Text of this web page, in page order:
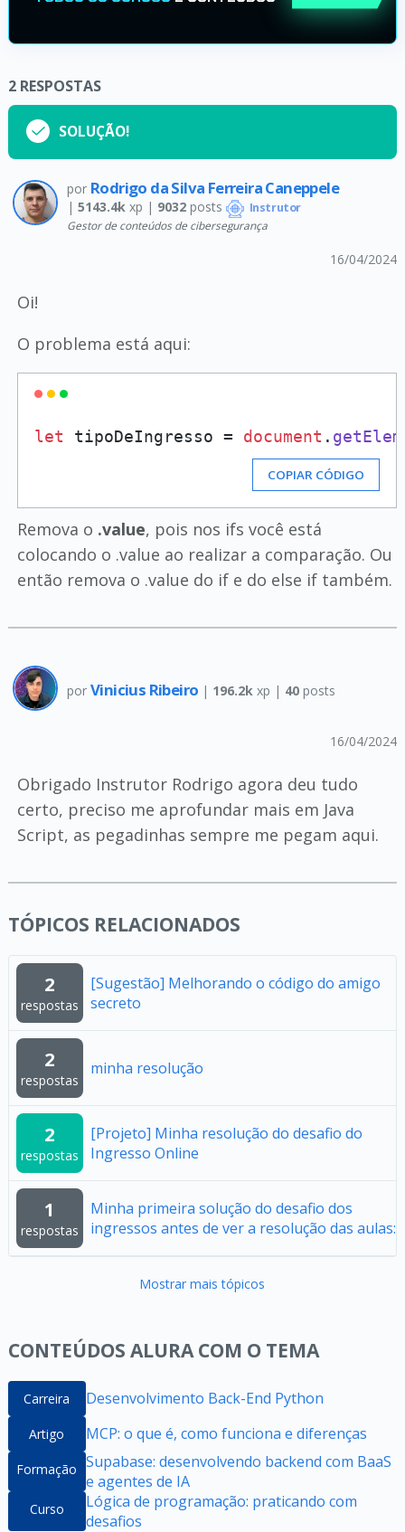
2 RESPOSTAS
SOLUÇÃO!
por Rodrigo da Silva Ferreira Caneppele
| 5143.4kxp | 9032posts Instrutor
Gestor de conteúdos de cibersegurança
16/04/2024
Oi!
O problema está aqui:
let tipoDeIngresso = document .
COPIAR CÓDIGO
Remova o .value, pois nos ifs você está
colocando o .value ao realizar a comparação. Ou
então remova o .value do if e do else if também.
por Vinicius Ribeiro | 196.2kxp | 40posts
16/04/2024
Obrigado Instrutor Rodrigo agora deu tudo
certo, preciso me aprofundar mais em Java
Script, as pegadinhas sempre me pegam aqui.
TÓPICOS RELACIONADOS
2
respostas
[Sugestão] Melhorando o código do amigo
secreto
2
respostas
minha resolução
2
respostas
[Projeto] Minha resolução do desafio do
Ingresso Online
1
respostas
Minha primeira solução do desafio dos
ingressos antes de ver a resolução das aulas:
Mostrar mais tópicos
CONTEÚDOS ALURA COM O TEMA
Carreira Desenvolvimento Back-End Python
Artigo MCP: o que é, como funciona e diferenças
Formação Supabase: desenvolvendo backend com BaaS
e agentes de IA
Curso
Lógica de programação: praticando com
desafios